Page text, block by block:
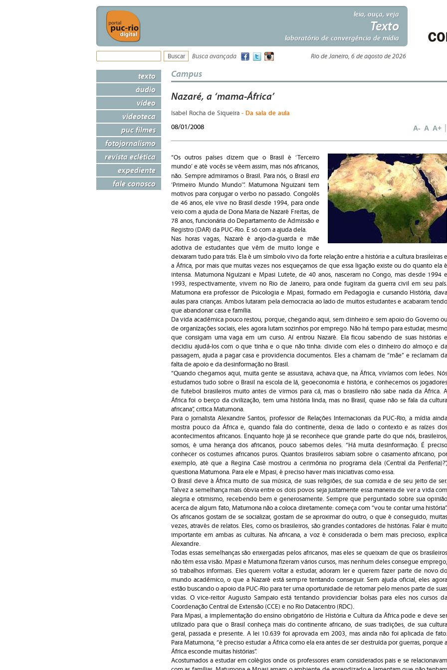
leia, ouça, veja
Texto
laboratório de convergência de mídia
Busca avançada Rio de Janeiro, 6 de agosto de 2026
texto
áudio
vídeo
videoteca
puc filmes
fotojornalismo
revista eclética
expediente
fale conosco
Campus
Nazaré, a ‘mama-África’
Isabel Rocha de Siqueira - Da sala de aula
08/01/2008 A- A A+
“Os outros países dizem que o Brasil é ‘Terceiro
mundo’ e até vocês se vêem assim, mas nós africanos,
não. Sempre admiramos o Brasil. Para nós, o Brasil era
‘Primeiro Mundo Mundo’”. Matumona Nguizani tem
motivos para conjugar o verbo no passado. Congolês
de 46 anos, ele vive no Brasil desde 1994, para onde
veio com a ajuda de Dona Maria de Nazaré Freitas, de
78 anos, funcionária do Departamento de Admissão e
Registro (DAR) da PUC-Rio. E só com a ajuda dela.
Nas horas vagas, Nazaré é anjo-da-guarda e mãe
adotiva de estudantes que vêm de muito longe e
deixaram tudo para trás. Ela é um símbolo vivo da forte relação entre a história e a cultura brasileiras e
a África, por mais que muitas vezes nos esqueçamos de que essa ligação existe ou do quanto ela é
intensa. Matumona Nguizani e Mpasi Lutete, de 40 anos, nasceram no Congo, mas desde 1994 e
1993, respectivamente, vivem no Rio de Janeiro, para onde fugiram da guerra civil em seu país.
Matumona era professor de Psicologia e Mpasi, formado em Pedagogia e cursando História, dava
aulas para crianças. Ambos lutaram pela democracia ao lado de muitos estudantes e acabaram tendo
que abandonar casa e família.
Da vida acadêmica pouco restou, porque, chegando aqui, sem dinheiro e sem apoio do Governo ou
de organizações sociais, eles agora lutam sozinhos por emprego. Não há tempo para estudar, mesmo
que consigam uma vaga em um curso. Aí entrou Nazaré. Ela ficou sabendo de suas histórias e
decidiu ajudá-los com o que tinha e o que não tinha: divide com eles o dinheiro do almoço e da
passagem, ajuda a pagar casa e providencia documentos. Eles a chamam de “mãe” e reclamam da
falta de apoio e da desinformação no Brasil.
“Quando chegamos aqui, muita gente se assustava, achava que, na África, vivíamos com leões. Nós
estudamos tudo sobre o Brasil na escola de lá, geoeconomia e história, e conhecemos os jogadores
de futebol brasileiros muito antes de virmos para cá, mas o brasileiro não sabe nada da África. A
África foi o berço da civilização, tem uma história linda, mas no Brasil, quase não se fala da cultura
africana”, critica Matumona.
Para o jornalista Alexandre Santos, professor de Relações Internacionais da PUC-Rio, a mídia ainda
mostra pouco da África e, quando fala do continente, deixa de lado o contexto e as raízes dos
acontecimentos africanos. Enquanto hoje já se reconhece que grande parte do que nós, brasileiros,
somos, é uma herança dos africanos, pouco sabemos deles. “Há muita desinformação. É preciso
conhecer os costumes africanos puros. Quantos brasileiros sabiam sobre o casamento africano, por
exemplo, até que a Regina Casé mostrou a cerimônia no programa dela (Central da Periferia)?”,
questiona Matumona. Para ele e Mpasi, é preciso haver mais iniciativas como essa.
O Brasil deve à África muito de sua música, de suas religiões, de sua comida e de seu jeito de ser.
Talvez a semelhança mais óbvia entre os dois povos seja justamente essa maneira de ver a vida com
alegria e otimismo, recebendo bem e generosamente. Sempre que perguntado sobre sua opinião
acerca de algum fato, Matumona não a coloca diretamente: começa com “vou te contar uma história”.
Os africanos gostam de se socializar, gostam de se aproximar do outro, o que é conseguido, muitas
vezes, através de relatos. Eles, como os brasileiros, são grandes contadores de histórias. Falar é muito
importante em ambas as culturas. Na africana, a voz é considerada o bem mais precioso, explica
Alexandre.
Todas essas semelhanças são enxergadas pelos africanos, mas eles se queixam de que os brasileiros
não têm essa visão. Mpasi e Matumona fizeram vários cursos, mas nenhum deles consegue emprego,
só trabalhos informais. Eles querem voltar a estudar, adoram ler e querem fazer parte de novo do
mundo acadêmico, o que a Nazaré está sempre tentando conseguir. Sem ajuda oficial, eles agora
estão buscando o apoio da PUC-Rio para ter uma oportunidade de retomar pelo menos parte de suas
vidas. O vice-reitor Augusto Sampaio está tentando providenciar bolsas para eles nos cursos da
Coordenação Central de Extensão (CCE) e no Rio Datacentro (RDC).
Para Mpasi, a implementação do ensino obrigatório de História e Cultura da África pode e deve ser
utilizado para que o Brasil conheça mais do continente africano, de suas tradições, de sua cultura
geral, passada e presente. A lei 10.639 foi aprovada em 2003, mas ainda não foi aplicada de fato.
Para Matumona, “é preciso estudar a África como ela era antes de ser destruída por guerras, porque a
África esconde muitas histórias”.
Acostumados a estudar em colégios onde os professores eram considerados pais e se relacionavam